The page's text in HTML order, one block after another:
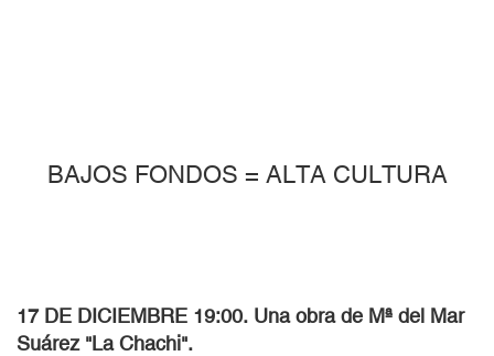
BAJOS FONDOS = ALTA CULTURA
17 DE DICIEMBRE 19:00. Una obra de Mª del Mar
Suárez "La Chachi".